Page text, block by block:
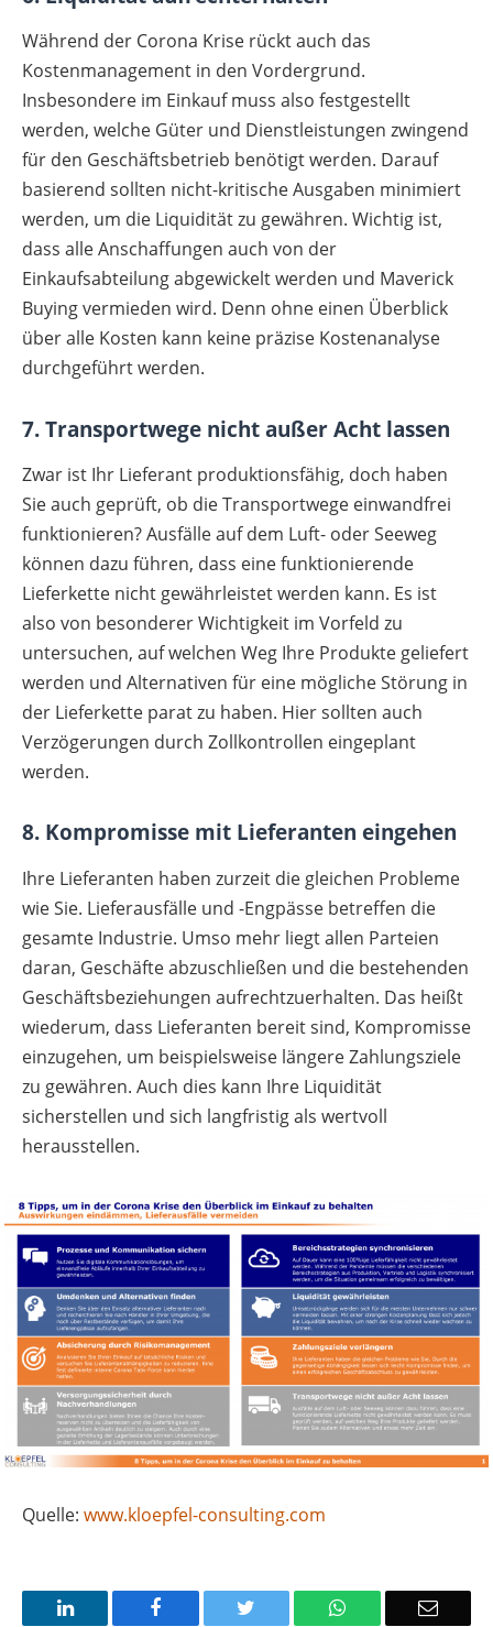
Während der Corona Krise rückt auch das
Kostenmanagement in den Vordergrund.
Insbesondere im Einkauf muss also festgestellt
werden, welche Güter und Dienstleistungen zwingend
für den Geschäftsbetrieb benötigt werden. Darauf
basierend sollten nicht-kritische Ausgaben minimiert
werden, um die Liquidität zu gewähren. Wichtig ist,
dass alle Anschaffungen auch von der
Einkaufsabteilung abgewickelt werden und Maverick
Buying vermieden wird. Denn ohne einen Überblick
über alle Kosten kann keine präzise Kostenanalyse
durchgeführt werden.
7. Transportwege nicht außer Acht lassen
Zwar ist Ihr Lieferant produktionsfähig, doch haben
Sie auch geprüft, ob die Transportwege einwandfrei
funktionieren? Ausfälle auf dem Luft- oder Seeweg
können dazu führen, dass eine funktionierende
Lieferkette nicht gewährleistet werden kann. Es ist
also von besonderer Wichtigkeit im Vorfeld zu
untersuchen, auf welchen Weg Ihre Produkte geliefert
werden und Alternativen für eine mögliche Störung in
der Lieferkette parat zu haben. Hier sollten auch
Verzögerungen durch Zollkontrollen eingeplant
werden.
8. Kompromisse mit Lieferanten eingehen
Ihre Lieferanten haben zurzeit die gleichen Probleme
wie Sie. Lieferausfälle und -Engpässe betreffen die
gesamte Industrie. Umso mehr liegt allen Parteien
daran, Geschäfte abzuschließen und die bestehenden
Geschäftsbeziehungen aufrechtzuerhalten. Das heißt
wiederum, dass Lieferanten bereit sind, Kompromisse
einzugehen, um beispielsweise längere Zahlungsziele
zu gewähren. Auch dies kann Ihre Liquidität
sicherstellen und sich langfristig als wertvoll
herausstellen.
Quelle: www.kloepfel-consulting.com
LinkedIn Facebook WhatsApp Email